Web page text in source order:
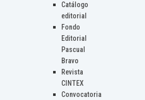
Catálogo
editorial
Fondo
Editorial
Pascual
Bravo
Revista
CINTEX
Convocatoria